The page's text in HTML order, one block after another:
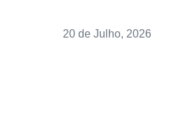
20 de Julho, 2026